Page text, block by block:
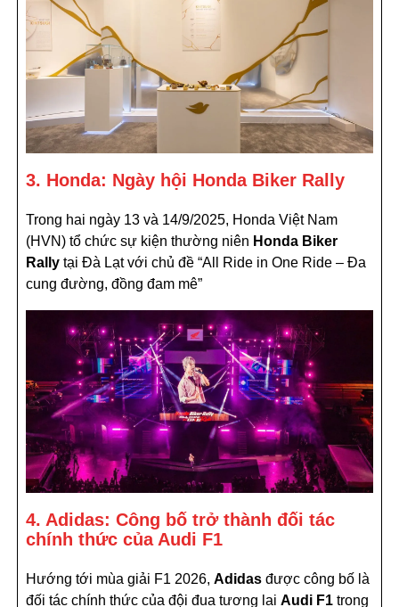
3. Honda: Ngày hội Honda Biker Rally
Trong hai ngày 13 và 14/9/2025, Honda Việt Nam
(HVN) tổ chức sự kiện thường niên Honda Biker
Rally tại Đà Lạt với chủ đề “All Ride in One Ride – Đa
cung đường, đồng đam mê”
4. Adidas: Công bố trở thành đối tác
chính thức của Audi F1
Hướng tới mùa giải F1 2026, Adidas được công bố là
đối tác chính thức của đội đua tương lai Audi F1 trong